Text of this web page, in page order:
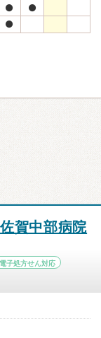
佐賀中部病院
電子処方せん対応